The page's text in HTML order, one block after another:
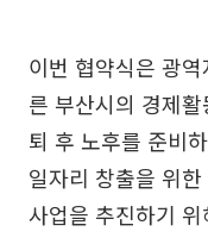
이번 협약식은 광
른 부산시의 경제
퇴 후 노후를 준비
일자리 창출을 위
사업을 추진하기